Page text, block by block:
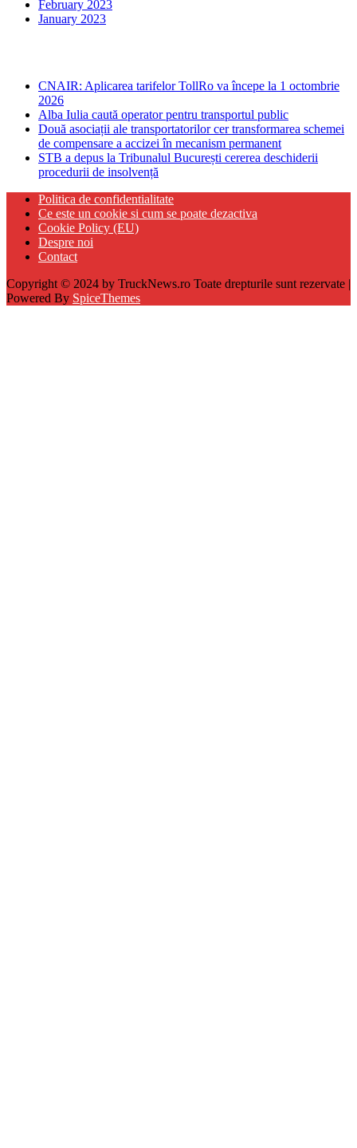
February 2023
January 2023
CNAIR: Aplicarea tarifelor TollRo va începe la 1 octombrie
2026
Alba Iulia caută operator pentru transportul public
Două asociații ale transportatorilor cer transformarea schemei
de compensare a accizei în mecanism permanent
STB a depus la Tribunalul București cererea deschiderii
procedurii de insolvență
Politica de confidentialitate
Ce este un cookie si cum se poate dezactiva
Cookie Policy (EU)
Despre noi
Contact
Copyright © 2024 by TruckNews.ro Toate drepturile sunt rezervate |
Powered By SpiceThemes